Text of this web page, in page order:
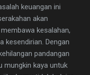
keuangan ini
akan
kesalahan,
kesendirian. Dengan
pandangan
mungkin kaya untuk